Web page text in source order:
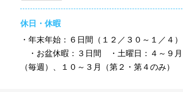
休日・休暇
・年末年始：６日間（１２／３０～１／４）
・お盆休暇：３日間 ・土曜日：４～９月
（毎週）、１０～３月（第２・第４のみ）